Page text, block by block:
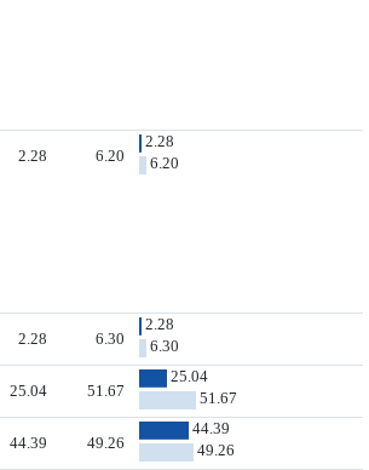
2.28 6.20
2.28
6.20
2.28 6.30
2.28
6.30
25.04 51.67
25.04
51.67
44.39 49.26
44.39
49.26